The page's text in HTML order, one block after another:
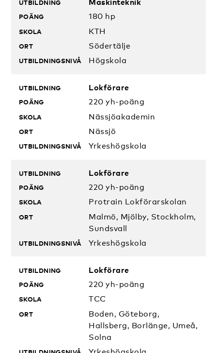
180 hp
KTH
Södertälje
Högskola
Lokförare
220 yh-poäng
Nässjöakademin
Nässjö
Yrkeshögskola
Lokförare
220 yh-poäng
Protrain Lokförarskolan
Malmö, Mjölby, Stockholm,
Sundsvall
Yrkeshögskola
Lokförare
220 yh-poäng
TCC
Boden, Göteborg,
Hallsberg, Borlänge, Umeå,
Solna